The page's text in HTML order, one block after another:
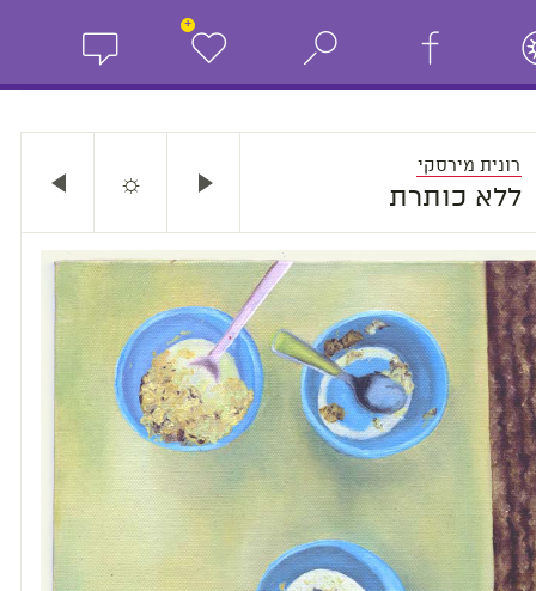
+
רונית מירסקי
ללא כותרת ☼